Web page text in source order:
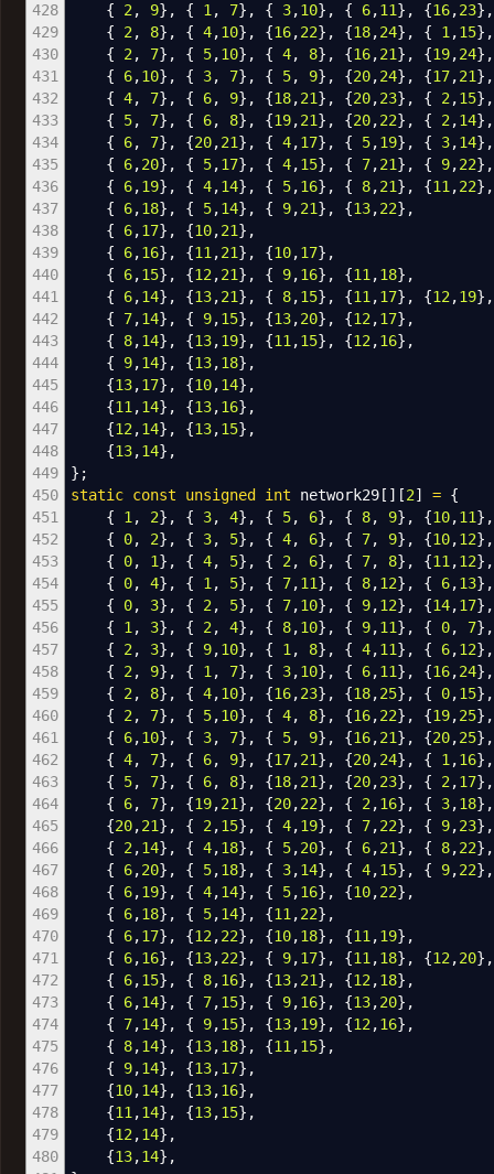
428
429
430
431
432
433
434
435
436
437
438
439
440
441
442
443
444
445
446
447
448
449
450
451
452
453
454
455
456
457
458
459
460
461
462
463
464
465
466
467
468
469
470
471
472
473
474
475
476
477
478
479
480
{
2, 9} , { 1, 7} , { 3,10} , { 6,11} , {16,23}
{
2, 8} , { 4,10} , {16,22} , {18,24} , { 1,15}
{
2, 7} , { 5,10} , { 4, 8} , {16,21} , {19,24}
{
6,10} , { 3, 7} , { 5, 9} , {20,24} , {17,21}
{ 4, 7} , { 6, 9} , {18,21} , {20,23} , { 2,15}
{
5, 7} , { 6, 8} , {19,21} , {20,22} , { 2,14}
{
6, 7} , {20,21} , { 4,17} , { 5,19} , { 3,14}
{
6,20} , { 5,17} , { 4,15} , { 7,21} , { 9,22}
{
6,19} , { 4,14} , { 5,16} , { 8,21} , {11,22}
{
6,18} , { 5,14} , { 9,21} , {13,22} ,
{
6,17} , {10,21} ,
{
6,16} , {11,21} , {10,17} ,
{
6,15} , {12,21} , { 9,16} , {11,18} ,
{
6,14} , {13,21} , { 8,15} , {11,17} , {12,19} ,
{
7,14} , { 9,15} , {13,20} , {12,17} ,
{
8,14} , {13,19} , {11,15} , {12,16} ,
{
9,14} , {13,18} ,
{13,17} , {10,14} ,
{11,14} , {13,16} ,
{12,14} , {13,15} ,
{13,14} ,
} ;
static const unsigned int network29[ ] [2] = {
{
1, 2} , { 3, 4} , { 5, 6} , { 8, 9} , {10,11}
{
0, 2} , { 3, 5} , { 4, 6} , { 7, 9} , {10,12}
{
0, 1} , { 4, 5} , { 2, 6} , { 7, 8} , {11,12}
{
0, 4} , { 1, 5} , { 7,11} , { 8,12} , { 6,13}
{
0, 3} , { 2, 5} , { 7,10} , { 9,12} , {14,17}
{
1, 3} , { 2, 4} , { 8,10} , { 9,11} , { 0, 7}
{
2, 3} , { 9,10} , { 1, 8} , { 4,11} , { 6,12}
{
2, 9} , { 1, 7} , { 3,10} , { 6,11} , {16,24}
{
2, 8} , { 4,10} , {16,23} , {18,25} , { 0,15}
{
2, 7} , { 5,10} , { 4, 8} , {16,22} , {19,25}
{
6,10} , { 3, 7} , { 5, 9} , {16,21} , {20,25}
{ 4, 7} , { 6, 9} , {17,21} , {20,24} , { 1,16}
{
5, 7} , { 6, 8} , {18,21} , {20,23} , { 2,17}
{
6, 7} , {19,21} , {20,22} , { 2,16} , { 3,18}
{20,21} , { 2,15} , { 4,19} , { 7,22} , { 9,23}
{
2,14} , { 4,18} , { 5,20} , { 6,21} , { 8,22}
{
6,20} , { 5,18} , { 3,14} , { 4,15} , { 9,22}
{
6,19} , { 4,14} , { 5,16} , {10,22} ,
{
6,18} , { 5,14} , {11,22} ,
{
6,17} , {12,22} , {10,18} , {11,19} ,
{
6,16} , {13,22} , { 9,17} , {11,18} , {12,20} ,
{
6,15} , { 8,16} , {13,21} , {12,18} ,
{
6,14} , { 7,15} , { 9,16} , {13,20} ,
{
7,14} , { 9,15} , {13,19} , {12,16} ,
{
8,14} , {13,18} , {11,15} ,
{
9,14} , {13,17} ,
{10,14} , {13,16} ,
{11,14} , {13,15} ,
{12,14} ,
{13,14} ,